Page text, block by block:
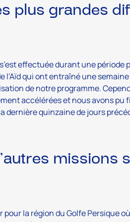
plus grandes
effectuée durant une
l’Aïd qui ont entraîné une
de notre programme.
accélérées et nous avons
dernière quinzaine de jours
missions
la région du Golfe Persique